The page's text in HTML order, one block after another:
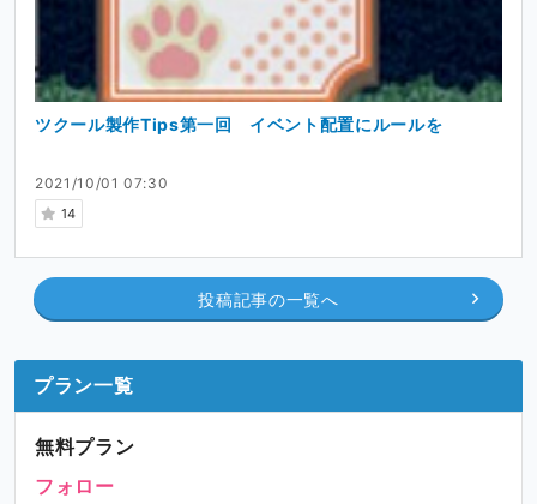
応援よろしくお願いします。
2021/10/01 07:30
14
ツクール製作Tips第一回 イベント配置にルールを
投稿記事の一覧へ
プラン一覧
無料プラン
フォロー